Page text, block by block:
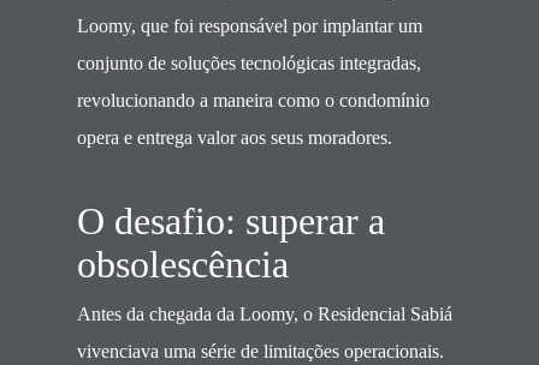
Loomy, que foi responsável por implantar um
conjunto de soluções tecnológicas integradas,
revolucionando a maneira como o condomínio
opera e entrega valor aos seus moradores.
O desafio: superar a
obsolescência
Antes da chegada da Loomy, o Residencial Sabiá
vivenciava uma série de limitações operacionais.